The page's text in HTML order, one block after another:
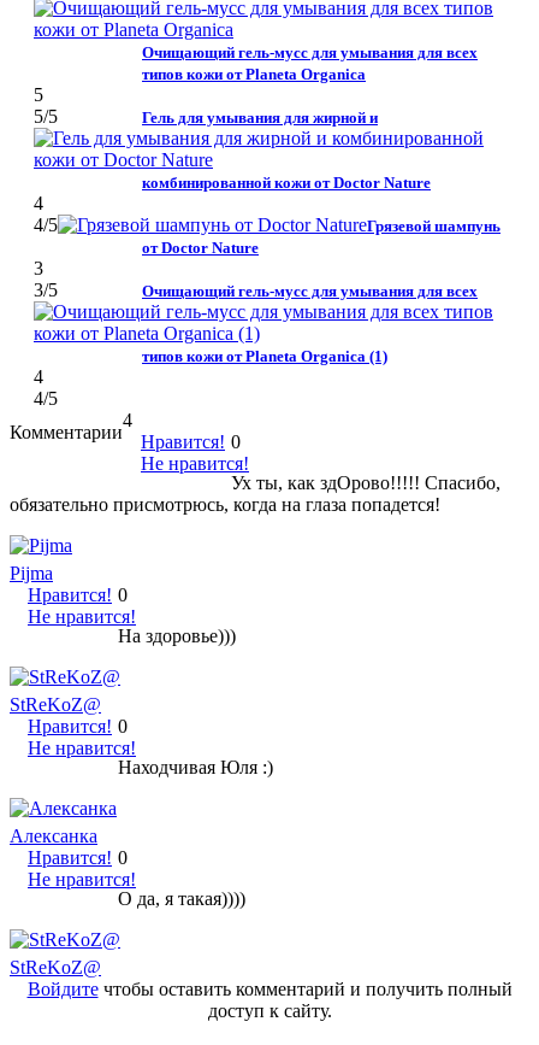
Очищающий гель-мусс для умывания для всех
типов кожи от Planeta Organica
5
5/5 Гель для умывания для жирной и
комбинированной кожи от Doctor Nature
4
4/5
Грязевой шампунь
от Doctor Nature
3
3/5 Очищающий гель-мусс для умывания для всех
типов кожи от Planeta Organica (1)
4
4/5
Комментарии
4
Нравится!
Не нравится!
0
Ух ты, как здОрово!!!!! Спасибо,
обязательно присмотрюсь, когда на глаза попадется!
Pijma
Нравится!
Не нравится!
0
На здоровье)))
StReKoZ@
Нравится!
Не нравится!
0
Находчивая Юля :)
Алексанка
Нравится!
Не нравится!
0
О да, я такая))))
StReKoZ@
Войдитечтобы оставить комментарий и получить полный
доступ к сайту.